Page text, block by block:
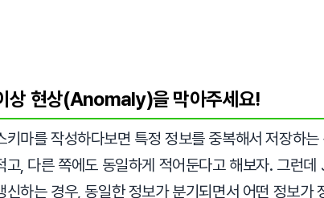
상 현상(Anomaly)을 막아주세요!
키마를 작성하다보면 특정 정보를 중복해서 저장
고, 다른 쪽에도 동일하게 적어둔다고 해보자. 그
신하는 경우, 동일한 정보가 분기되면서 어떤 정보가